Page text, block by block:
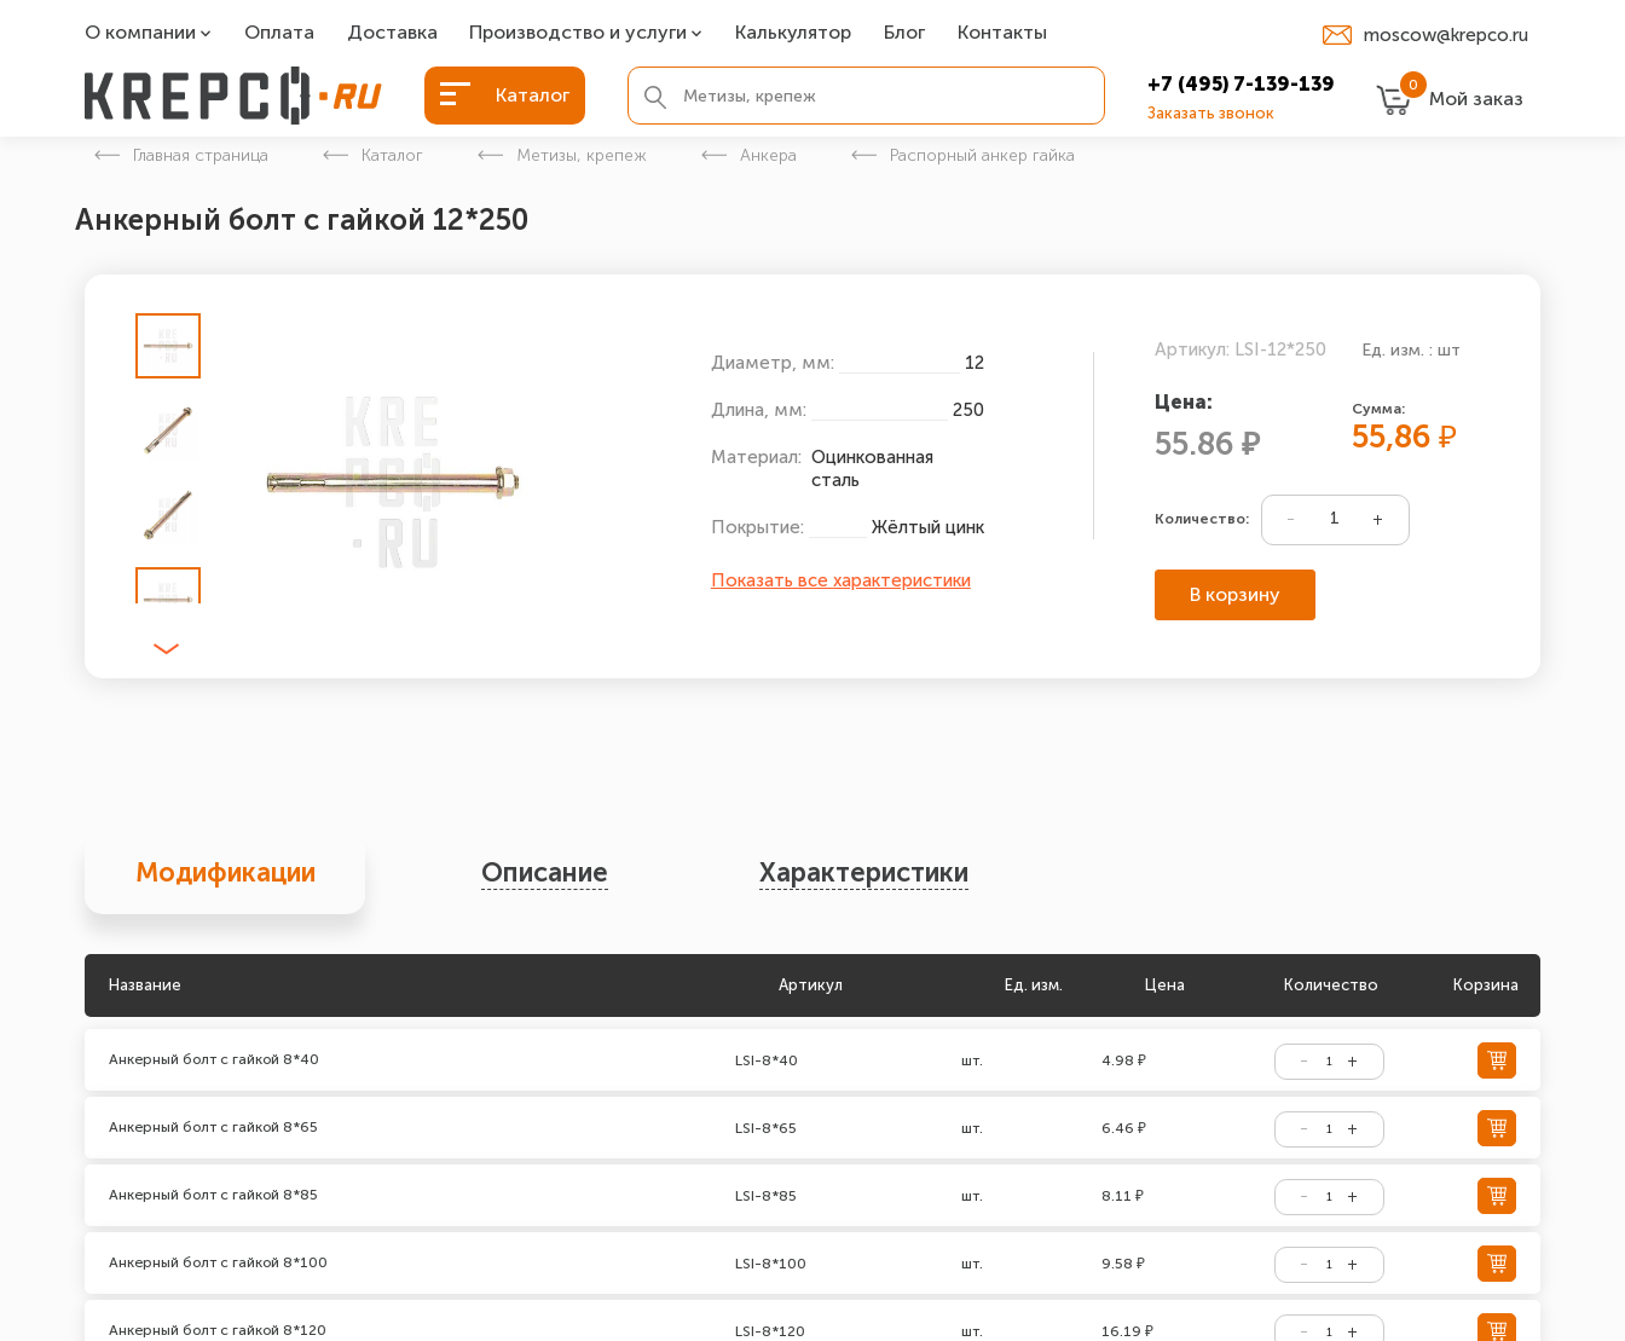
О компании
О компании
Оплата Доставка Производство и услуги
Болты БСР
Болты для фундамента
Закладные детали
Калькулятор Блог Контакты moscow@krepco.ru
Каталог +7 (495) 7-139-139
Заказать звонок
0
Мой заказ
Главная страница Каталог Метизы, крепеж Анкера Распорный анкер гайка
Анкерный болт с гайкой 12*250
Диаметр, мм: 12
Длина, мм: 250
Материал: Оцинкованная
сталь
Покрытие: Жёлтый цинк
Показать все характеристики
Артикул: LSI-12*250 Ед. изм. : шт
Цена:
55.86 ₽
Сумма:
55,86₽
Количество:
В корзину
Модификации Описание Характеристики
Название Артикул Ед. изм. Цена Количество Корзина
Анкерный болт с гайкой 8*40 LSI-8*40 шт. 4.98 ₽
Анкерный болт с гайкой 8*65 LSI-8*65 шт. 6.46 ₽
Анкерный болт с гайкой 8*85 LSI-8*85 шт. 8.11 ₽
Анкерный болт с гайкой 8*100 LSI-8*100 шт. 9.58 ₽
Анкерный болт с гайкой 8*120 LSI-8*120 шт. 16.19 ₽